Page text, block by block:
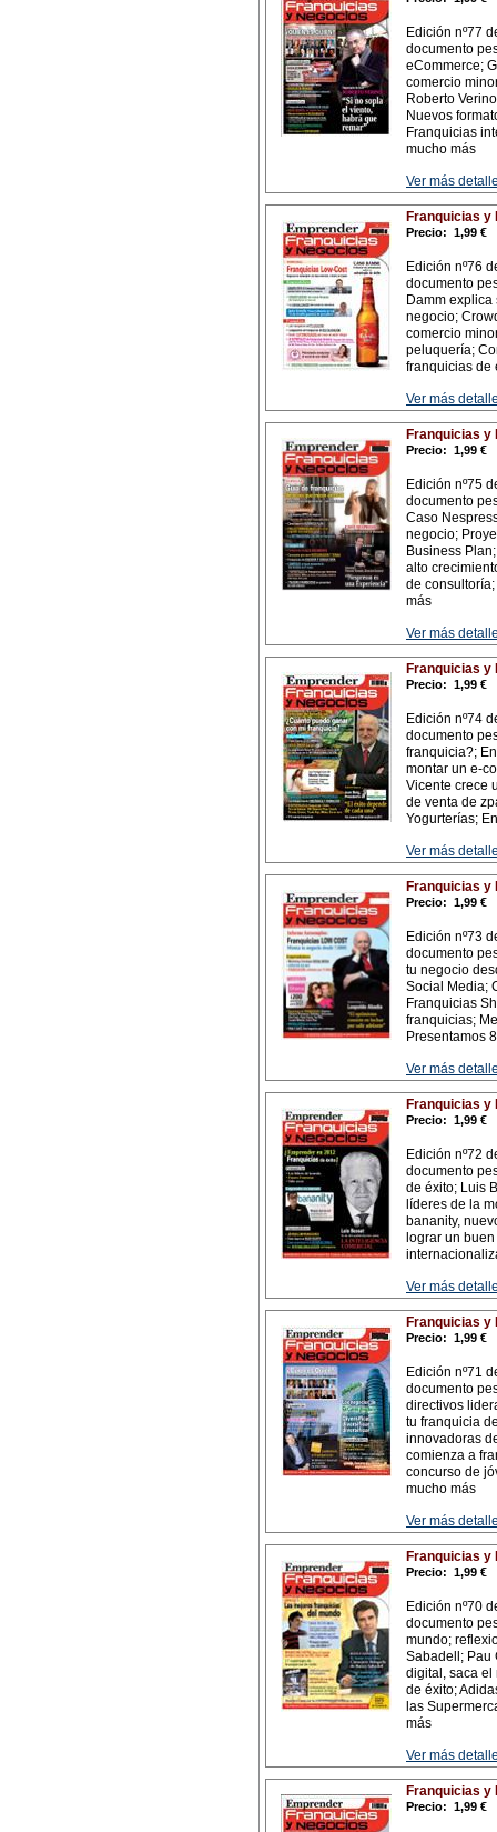
Edición nº77
documento
eCommerce;
comercio
Roberto
Nuevos
Franquicias
mucho más
Ver más
Franquicias y
Precio: 1,99 €
Edición nº76
documento
Damm
negocio;
comercio
peluquería;
franquicias de
Ver más
Franquicias y
Precio: 1,99 €
Edición nº75
documento
Caso
negocio;
Business
alto
de
más
Ver más
Franquicias y
Precio: 1,99 €
Edición nº74
documento
franquicia?;
montar un e-
Vicente crece
de venta de
Yogurterías;
Ver más
Franquicias y
Precio: 1,99 €
Edición nº73
documento
tu negocio
Social Media;
Franquicias
franquicias;
Presentamos
Ver más
Franquicias y
Precio: 1,99 €
Edición nº72
documento
de éxito; Luis
líderes de la
bananity,
lograr un
Ver más
Franquicias y
Precio: 1,99 €
Edición nº71
documento
directivos
tu franquicia
innovadoras
comienza a
concurso de
mucho más
Ver más
Franquicias y
Precio: 1,99 €
Edición nº70
documento
mundo;
Sabadell; Pau
digital, saca el
de éxito;
las
más
Ver más
Franquicias y
Precio: 1,99 €